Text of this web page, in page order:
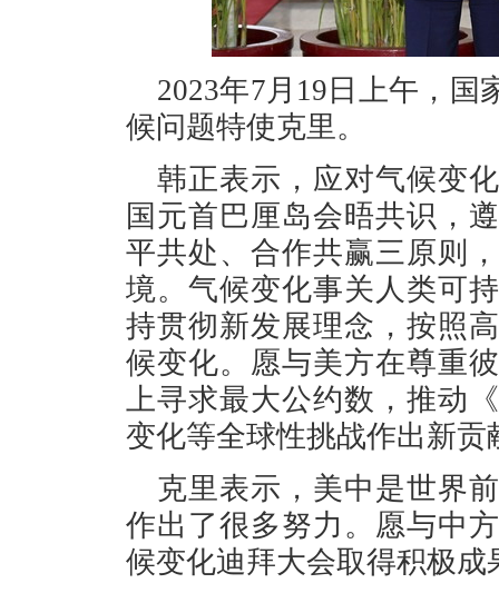
2023年7月19日上午，国
候问题特使克里。
韩正表示，应对气候变
国元首巴厘岛会晤共识，
平共处、合作共赢三原则
境。气候变化事关人类可
持贯彻新发展理念，按照
候变化。愿与美方在尊重
上寻求最大公约数，推动
变化等全球性挑战作出新贡
克里表示，美中是世界
作出了很多努力。愿与中
候变化迪拜大会取得积极成